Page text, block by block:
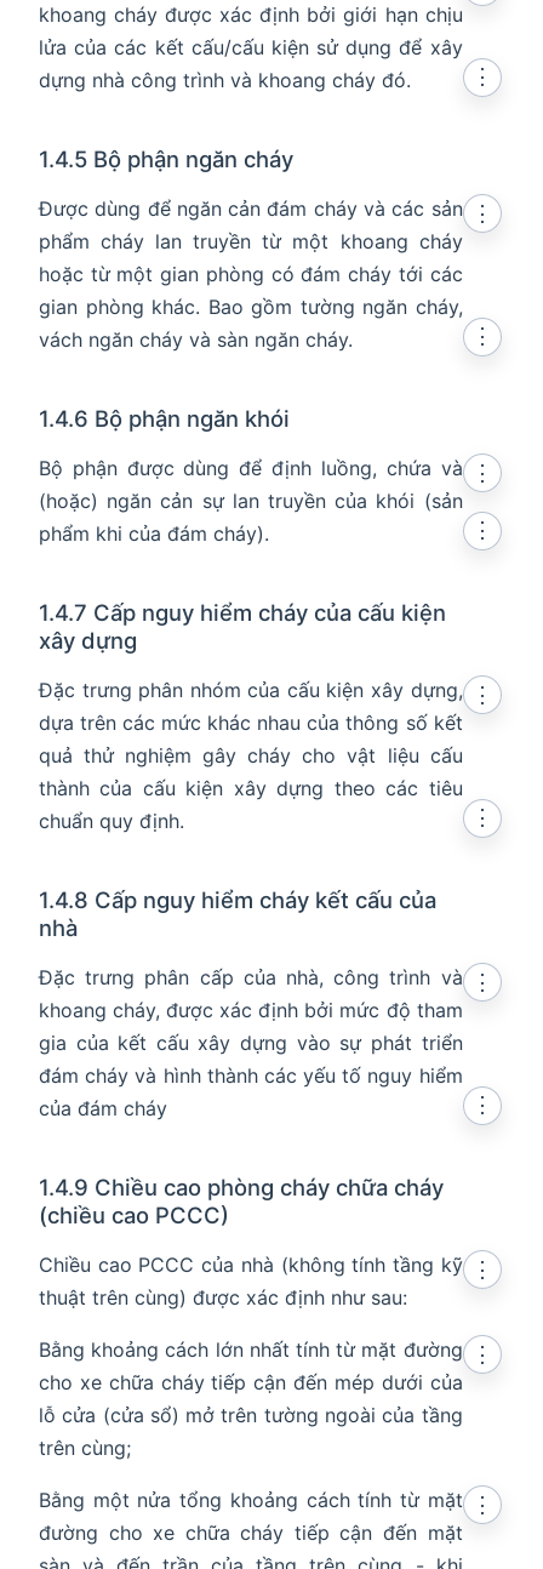
khoang cháy được xác định bởi giới hạn chịu
lửa của các kết cấu/cấu kiện sử dụng để xây
dựng nhà công trình và khoang cháy đó.
1.4.5 Bộ phận ngăn cháy
⋮
Được dùng để ngăn cản đám cháy và các sản
phẩm cháy lan truyền từ một khoang cháy
hoặc từ một gian phòng có đám cháy tới các
gian phòng khác. Bao gồm tường ngăn cháy,
vách ngăn cháy và sàn ngăn cháy.
⋮
1.4.6 Bộ phận ngăn khói
⋮
Bộ phận được dùng để định luồng, chứa và
(hoặc) ngăn cản sự lan truyền của khói (sản
phẩm khi của đám cháy).
⋮
1.4.7 Cấp nguy hiểm cháy của cấu kiện
xây dựng
⋮
Đặc trưng phân nhóm của cấu kiện xây dựng,
dựa trên các mức khác nhau của thông số kết
quả thử nghiệm gây cháy cho vật liệu cấu
thành của cấu kiện xây dựng theo các tiêu
chuẩn quy định.
⋮
1.4.8 Cấp nguy hiểm cháy kết cấu của
nhà
⋮
Đặc trưng phân cấp của nhà, công trình và
khoang cháy, được xác định bởi mức độ tham
gia của kết cấu xây dựng vào sự phát triển
đám cháy và hình thành các yếu tố nguy hiểm
của đám cháy
⋮
1.4.9 Chiều cao phòng cháy chữa cháy
(chiều cao PCCC)
⋮
Chiều cao PCCC của nhà (không tính tầng kỹ
thuật trên cùng) được xác định như sau:
⋮
Bằng khoảng cách lớn nhất tính từ mặt đường
cho xe chữa cháy tiếp cận đến mép dưới của
lỗ cửa (cửa sổ) mở trên tường ngoài của tầng
trên cùng;
⋮
Bằng một nửa tổng khoảng cách tính từ mặt
đường cho xe chữa cháy tiếp cận đến mặt
⋮